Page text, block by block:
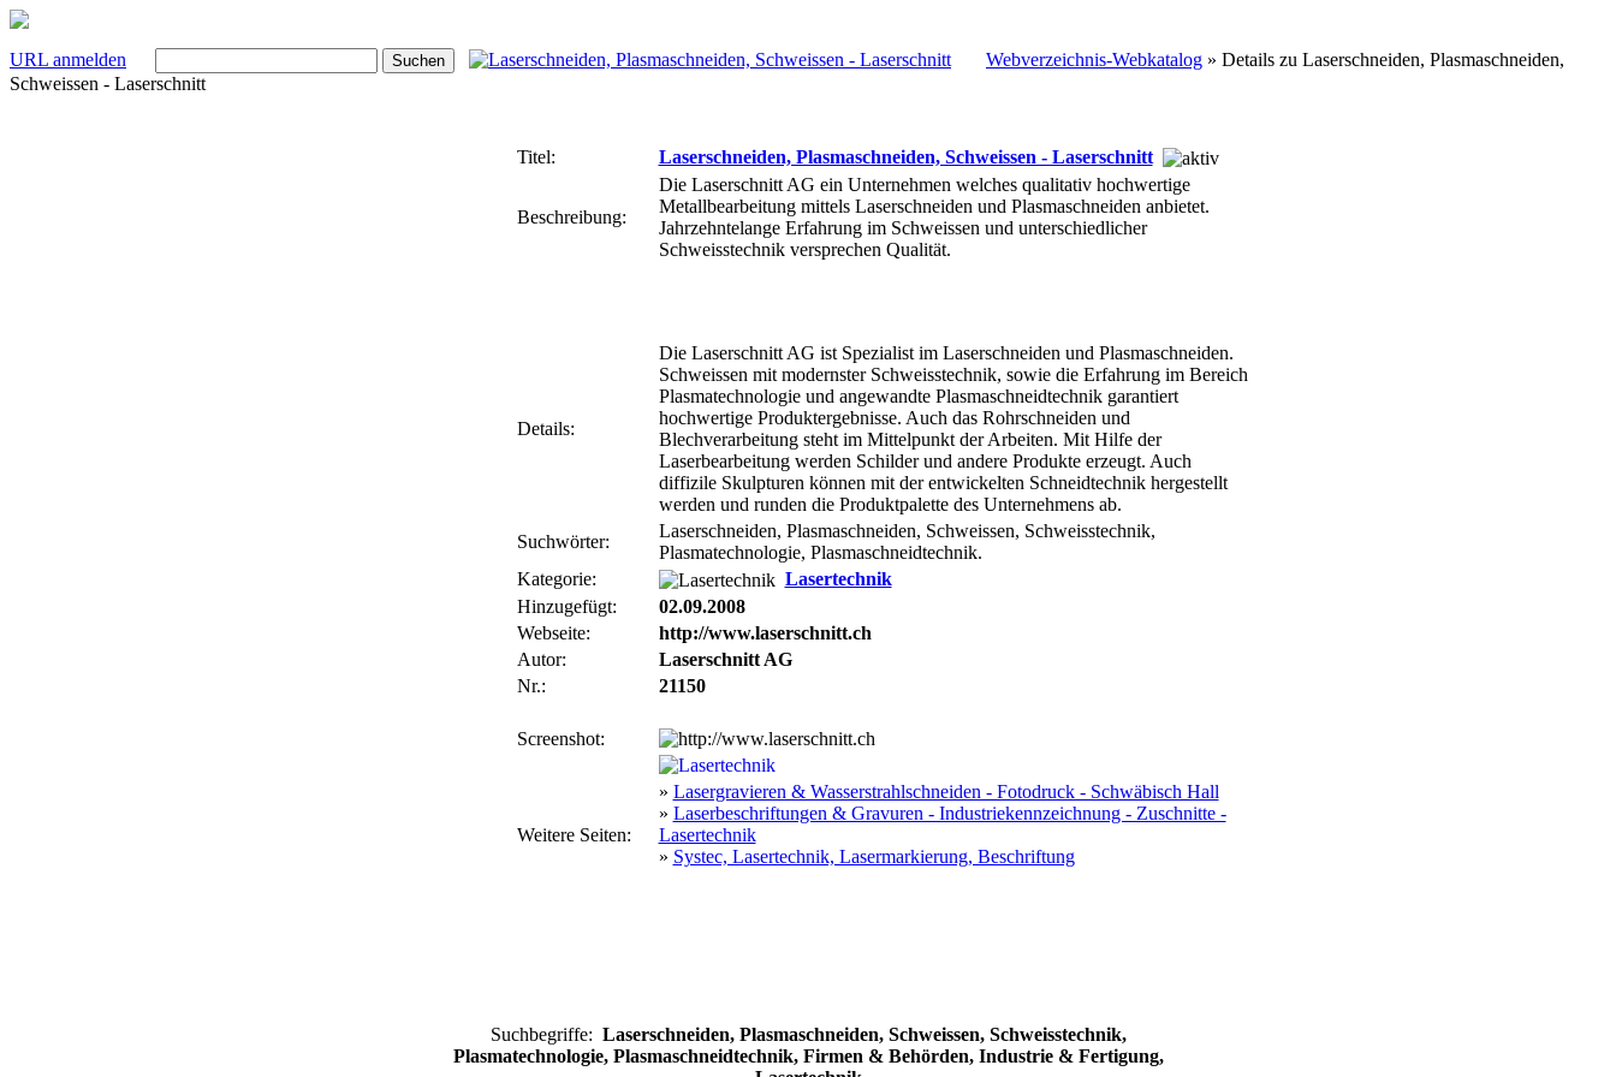
URL anmelden Webverzeichnis-Webkatalog » Details zu Laserschneiden, Plasmaschneiden,
Schweissen - Laserschnitt
Titel: Laserschneiden, Plasmaschneiden, Schweissen - Laserschnitt
Beschreibung:
Die Laserschnitt AG ein Unternehmen welches qualitativ hochwertige
Metallbearbeitung mittels Laserschneiden und Plasmaschneiden anbietet.
Jahrzehntelange Erfahrung im Schweissen und unterschiedlicher
Schweisstechnik versprechen Qualität.
Details:
Die Laserschnitt AG ist Spezialist im Laserschneiden und Plasmaschneiden.
Schweissen mit modernster Schweisstechnik, sowie die Erfahrung im Bereich
Plasmatechnologie und angewandte Plasmaschneidtechnik garantiert
hochwertige Produktergebnisse. Auch das Rohrschneiden und
Blechverarbeitung steht im Mittelpunkt der Arbeiten. Mit Hilfe der
Laserbearbeitung werden Schilder und andere Produkte erzeugt. Auch
diffizile Skulpturen können mit der entwickelten Schneidtechnik hergestellt
werden und runden die Produktpalette des Unternehmens ab.
Suchwörter:
Laserschneiden, Plasmaschneiden, Schweissen, Schweisstechnik,
Plasmatechnologie, Plasmaschneidtechnik.
Kategorie:
Lasertechnik
Hinzugefügt:
02.09.2008
Webseite:
http://www.laserschnitt.ch
Autor:
Laserschnitt AG
Nr.:
21150
Screenshot:
Weitere Seiten:
» Lasergravieren & Wasserstrahlschneiden - Fotodruck - Schwäbisch Hall
» Laserbeschriftungen & Gravuren - Industriekennzeichnung - Zuschnitte -
Lasertechnik
» Systec, Lasertechnik, Lasermarkierung, Beschriftung
Suchbegriffe: Laserschneiden, Plasmaschneiden, Schweissen, Schweisstechnik,
Plasmatechnologie, Plasmaschneidtechnik, Firmen & Behörden, Industrie & Fertigung,